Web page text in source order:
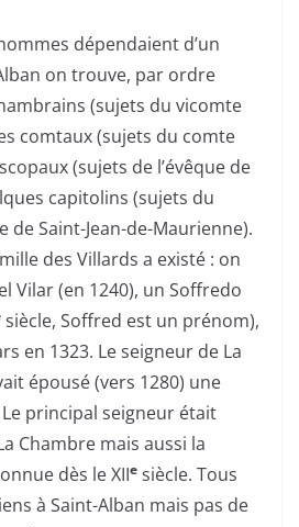
dépendaient d’un
on trouve, par ordre
(sujets du vicomte
comtaux (sujets du comte
(sujets de l’évêque de
capitolins (sujets du
de Saint-Jean-de-Maurienne).
des Villards a existé : on
Vilar (en 1240), un Soffredo
siècle, Soffred est un prénom),
en 1323. Le seigneur de La
épousé (vers 1280) une
principal seigneur était
Chambre mais aussi la
dès le XIIe siècle. Tous
à Saint-Alban mais pas de